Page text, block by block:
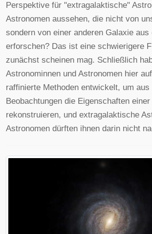
Perspektive für "extragalaktische"
Astronomen aussehen, die nicht von
sondern von einer anderen Galaxie aus
erforschen? Das ist eine schwierigere
zunächst scheinen mag. Schließlich
Astronominnen und Astronomen hier
raffinierte Methoden entwickelt, um aus
Beobachtungen die Eigenschaften
rekonstruieren, und extragalaktische
Astronomen dürften ihnen darin nicht